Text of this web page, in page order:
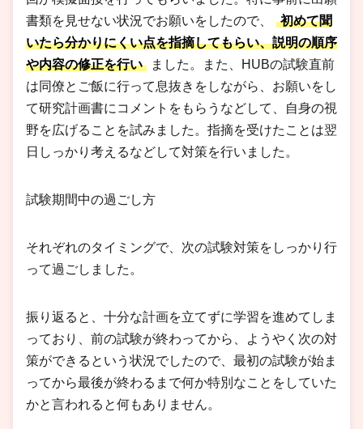
書類を見せない状況でお願いをしたので、
初めて聞
いたら分かりにくい点を指摘してもらい、説明の順序
や内容の修正を行い
ました。また、HUBの試験直前
は同僚とご飯に行って息抜きをしながら、お願いをし
て研究計画書にコメントをもらうなどして、自身の視
野を広げることを試みました。指摘を受けたことは翌
日しっかり考えるなどして対策を行いました。
試験期間中の過ごし方
それぞれのタイミングで、次の試験対策をしっかり行
って過ごしました。
振り返ると、十分な計画を立てずに学習を進めてしま
っており、前の試験が終わってから、ようやく次の対
策ができるという状況でしたので、最初の試験が始ま
ってから最後が終わるまで何か特別なことをしていた
かと言われると何もありません。